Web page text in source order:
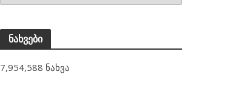
ნახვები
7,954,588 ნახვა